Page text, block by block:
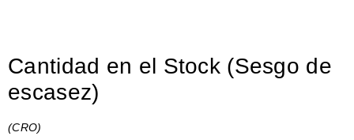
Cantidad en el Stock (Sesgo de
escasez)
(CRO)